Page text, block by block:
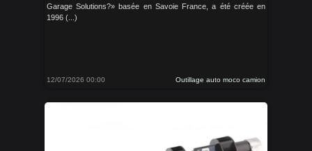
Garage Solutions?» basée en Savoie France, a été créée en
1996 (...)
12/07/2026 00:00 Outillage auto moco camion